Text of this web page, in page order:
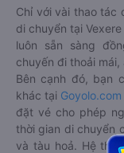
Chỉ với vài thao tác
di chuyển tại
luôn sẵn sàng
chuyến đi thoải
Bên cạnh đó, bạn
khác tại Goyolo.com
đặt vé cho phép
thời gian di chuyển
và tàu hoả. Hệ